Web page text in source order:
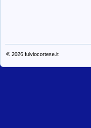
© 2026 fulviocortese.it